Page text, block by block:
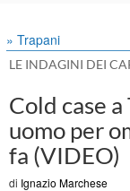
» Trapani
LE INDAGINI DEI
Cold case
uomo per
fa (VIDEO)
di Ignazio Marchese